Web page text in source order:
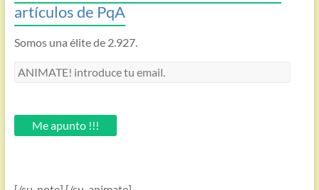
artículos de PqA
Somos una élite de 2.927.
ANIMATE!
email.Me apunto !!!